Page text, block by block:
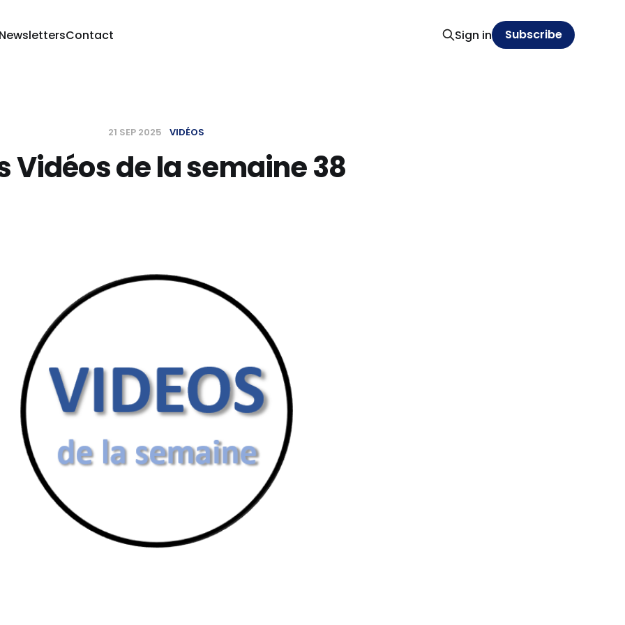
Contact Sign in Subscribe
21 SEP 2025 VIDÉOS
Vidéos de la semaine 38